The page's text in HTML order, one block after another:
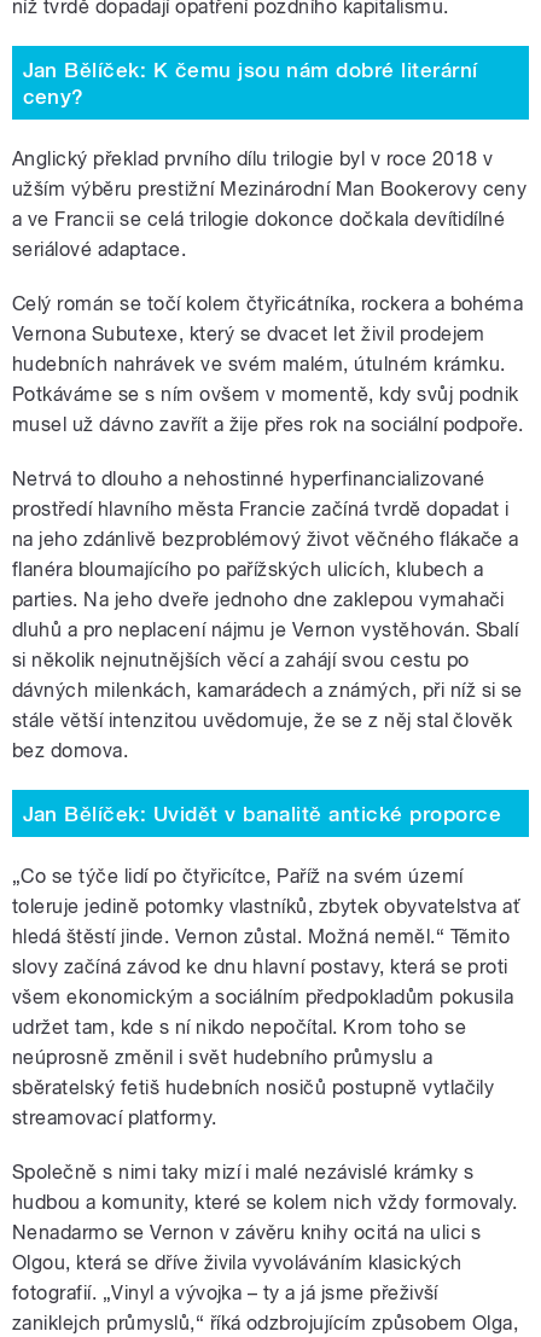
níž tvrdě dopadají opatření pozdního kapitalismu.
Jan Bělíček: K čemu jsou nám dobré literární
ceny?
Anglický překlad prvního dílu trilogie byl v roce 2018 v
užším výběru prestižní Mezinárodní Man Bookerovy ceny
a ve Francii se celá trilogie dokonce dočkala devítidílné
seriálové adaptace.
Celý román se točí kolem čtyřicátníka, rockera a bohéma
Vernona Subutexe, který se dvacet let živil prodejem
hudebních nahrávek ve svém malém, útulném krámku.
Potkáváme se s ním ovšem v momentě, kdy svůj podnik
musel už dávno zavřít a žije přes rok na sociální podpoře.
Netrvá to dlouho a nehostinné hyperfinancializované
prostředí hlavního města Francie začíná tvrdě dopadat i
na jeho zdánlivě bezproblémový život věčného flákače a
flanéra bloumajícího po pařížských ulicích, klubech a
parties. Na jeho dveře jednoho dne zaklepou vymahači
dluhů a pro neplacení nájmu je Vernon vystěhován. Sbalí
si několik nejnutnějších věcí a zahájí svou cestu po
dávných milenkách, kamarádech a známých, při níž si se
stále větší intenzitou uvědomuje, že se z něj stal člověk
bez domova.
Jan Bělíček: Uvidět v banalitě antické proporce
„Co se týče lidí po čtyřicítce, Paříž na svém území
toleruje jedině potomky vlastníků, zbytek obyvatelstva ať
hledá štěstí jinde. Vernon zůstal. Možná neměl.“ Těmito
slovy začíná závod ke dnu hlavní postavy, která se proti
všem ekonomickým a sociálním předpokladům pokusila
udržet tam, kde s ní nikdo nepočítal. Krom toho se
neúprosně změnil i svět hudebního průmyslu a
sběratelský fetiš hudebních nosičů postupně vytlačily
streamovací platformy.
Společně s nimi taky mizí i malé nezávislé krámky s
hudbou a komunity, které se kolem nich vždy formovaly.
Nenadarmo se Vernon v závěru knihy ocitá na ulici s
Olgou, která se dříve živila vyvoláváním klasických
fotografií. „Vinyl a vývojka – ty a já jsme přeživší
zaniklejch průmyslů,“ říká odzbrojujícím způsobem Olga,